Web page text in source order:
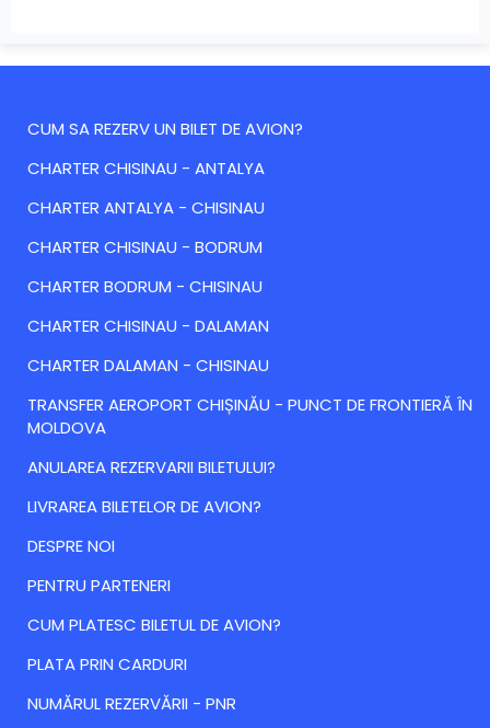
CUM SA REZERV UN BILET DE AVION?
CHARTER CHISINAU - ANTALYA
CHARTER ANTALYA - CHISINAU
CHARTER CHISINAU - BODRUM
CHARTER BODRUM - CHISINAU
CHARTER CHISINAU - DALAMAN
CHARTER DALAMAN - CHISINAU
TRANSFER AEROPORT CHIȘINĂU - PUNCT DE FRONTIERĂ ÎN
MOLDOVA
ANULAREA REZERVARII BILETULUI?
LIVRAREA BILETELOR DE AVION?
DESPRE NOI
PENTRU PARTENERI
CUM PLATESC BILETUL DE AVION?
PLATA PRIN CARDURI
NUMĂRUL REZERVĂRII - PNR